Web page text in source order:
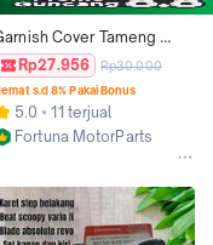
Cover Tameng
Honda Scoopy Fi
2014 2016 K16
Aksesoris
Rp27.956 Rp30.000
s.d 8% Pakai Bonus
5.0
11 terjual
Fortuna MotorParts